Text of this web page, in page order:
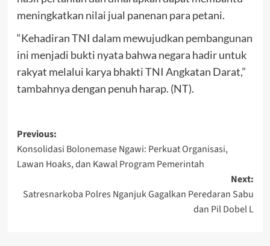
meningkatkan nilai jual panenan para petani.
“Kehadiran TNI dalam mewujudkan pembangunan
ini menjadi bukti nyata bahwa negara hadir untuk
rakyat melalui karya bhakti TNI Angkatan Darat,”
tambahnya dengan penuh harap. (NT).
Post
navigation
Previous:
Konsolidasi Bolonemase Ngawi: Perkuat Organisasi,
Lawan Hoaks, dan Kawal Program Pemerintah
Next:
Satresnarkoba Polres Nganjuk Gagalkan Peredaran Sabu
dan Pil Dobel L